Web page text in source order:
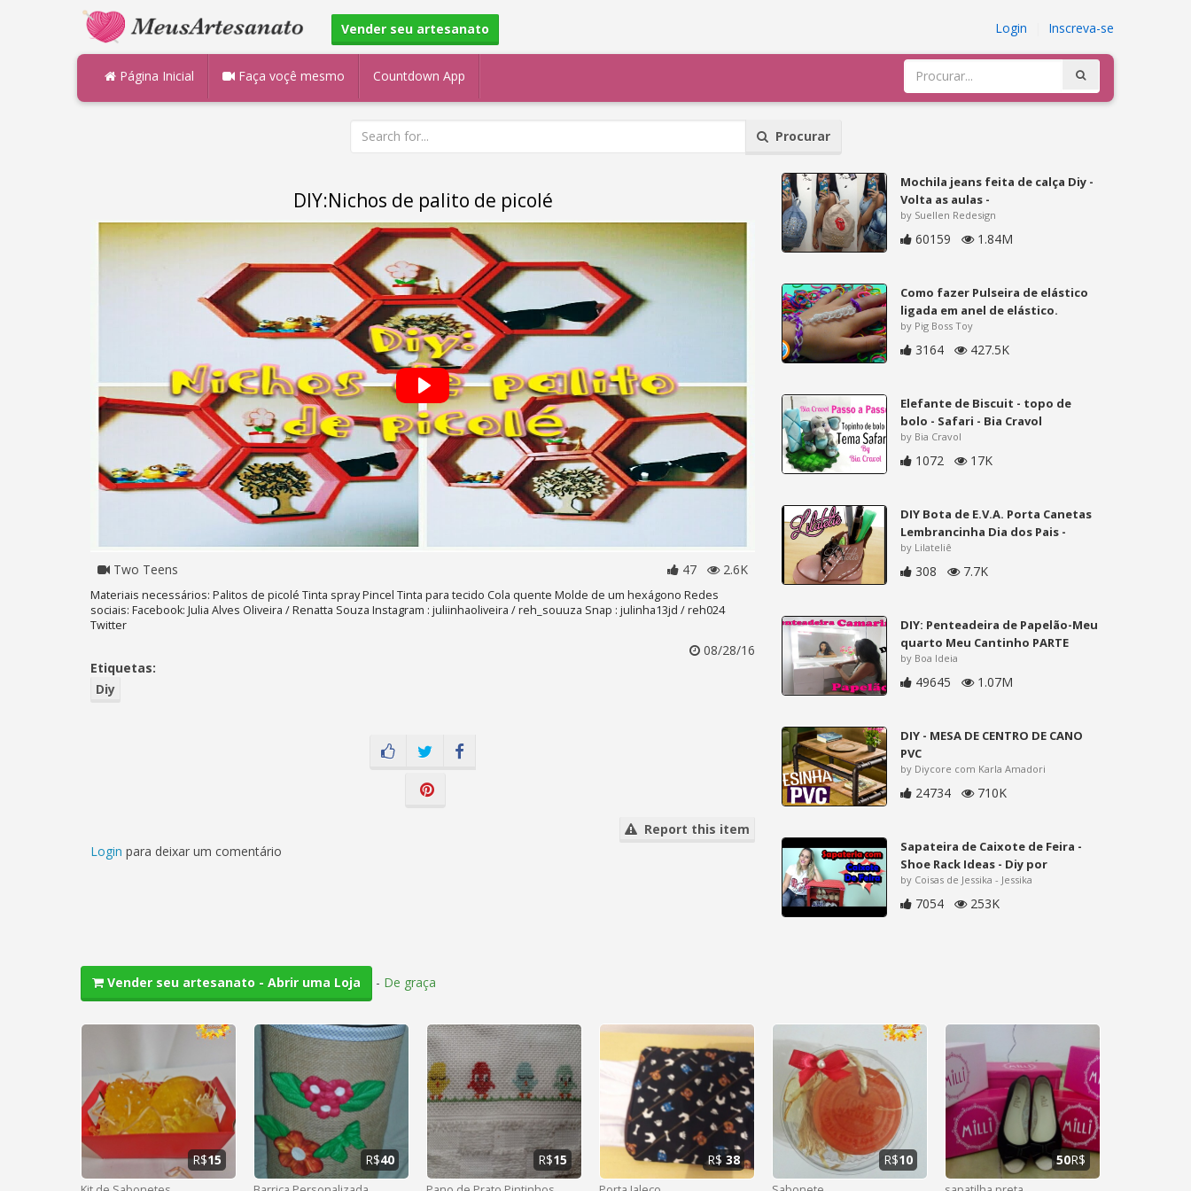
Vender seu artesanato Login Inscreva-se
Página Inicial Faça voçê mesmo Countdown App
Procurar
DIY:Nichos de palito de picolé
Two Teens 47 2.6K
Materiais necessários: Palitos de picolé Tinta spray Pincel Tinta para tecido Cola quente Molde de um hexágono Redes
sociais: Facebook: Julia Alves Oliveira / Renatta Souza Instagram : juliinhaoliveira / reh_souuza Snap : julinha13jd / reh024
Twitter
08/28/16
Etiquetas:
Diy
Report this item
Login para deixar um comentário
Mochila jeans feita de calça Diy -
Volta as aulas -
by Suellen Redesign
60159 1.84M
Como fazer Pulseira de elástico
ligada em anel de elástico.
by Pig Boss Toy
3164 427.5K
Elefante de Biscuit - topo de
bolo - Safari - Bia Cravol
by Bia Cravol
1072 17K
DIY Bota de E.V.A. Porta Canetas
Lembrancinha Dia dos Pais -
by Lilateliê
308 7.7K
DIY: Penteadeira de Papelão-Meu
quarto Meu Cantinho PARTE
by Boa Ideia
49645 1.07M
DIY - MESA DE CENTRO DE CANO
PVC
by Diycore com Karla Amadori
24734 710K
Sapateira de Caixote de Feira -
Shoe Rack Ideas - Diy por
by Coisas de Jessika - Jessika
7054 253K
Vender seu artesanato - Abrir uma Loja - De graça
R$15 R$40 R$15 R$38 R$10 50R$